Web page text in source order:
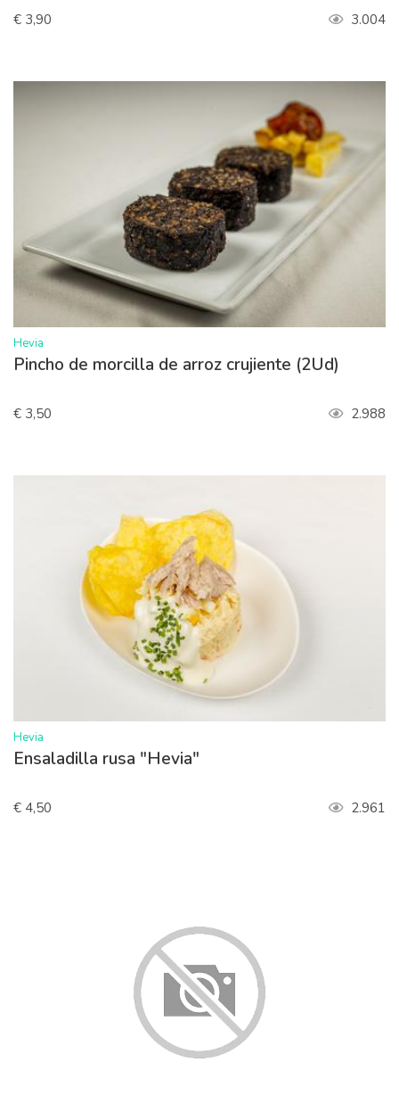
€ 3,90 3.004
>
Hevia
Pincho de morcilla de arroz crujiente (2Ud)
€ 3,50 2.988
>
Hevia
Ensaladilla rusa "Hevia"
€ 4,50 2.961